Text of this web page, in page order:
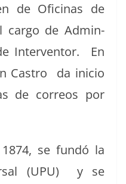
de Ofic­i­nas de
car­go de Admin­
Inter­ven­tor. En
Cas­tro da ini­cio
de corre­os por
se fundó la
(UPU) y se